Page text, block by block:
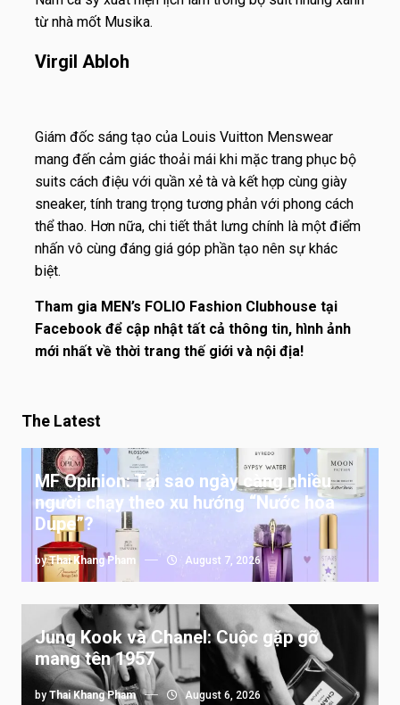
từ nhà mốt Musika.
Virgil Abloh
Giám đốc sáng tạo của Louis Vuitton Menswear
mang đến cảm giác thoải mái khi mặc trang phục bộ
suits cách điệu với quần xẻ tà và kết hợp cùng giày
sneaker, tính trang trọng tương phản với phong cách
thể thao. Hơn nữa, chi tiết thắt lưng chính là một điểm
nhấn vô cùng đáng giá góp phần tạo nên sự khác
biệt.
Tham gia MEN’s FOLIO Fashion Clubhouse tại
Facebook để cập nhật tất cả thông tin, hình ảnh
mới nhất về thời trang thế giới và nội địa!
The Latest
MF Opinion: Tại sao ngày càng nhiều
người chạy theo xu hướng “Nước hoa
Dupe”?
byThai Khang Pham August 7, 2026
Jung Kook và Chanel: Cuộc gặp gỡ
mang tên 1957
by Thai Khang Pham August 6, 2026